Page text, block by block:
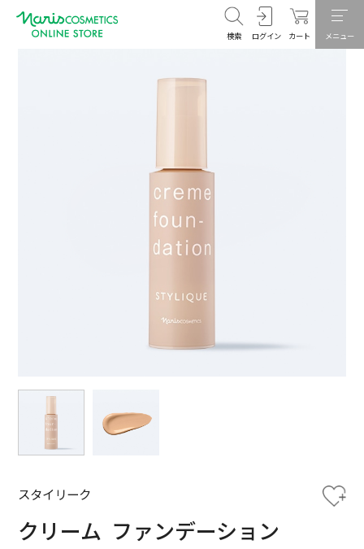
検索 ログイン カート メニュー
スタイリーク
クリーム ファンデーション